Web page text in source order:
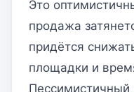
Это
продажа
придётся
площадки и